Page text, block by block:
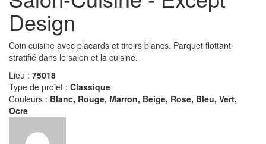
Design
Coin cuisine avec placards et tiroirs blancs. Parquet flottant
stratifié dans le salon et la cuisine.
Lieu : 75018
Type de projet : Classique
Couleurs : Blanc, Rouge, Marron, Beige, Rose, Bleu, Vert,
Ocre